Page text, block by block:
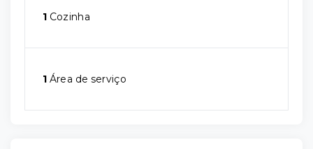
1 Cozinha
1 Área de serviço